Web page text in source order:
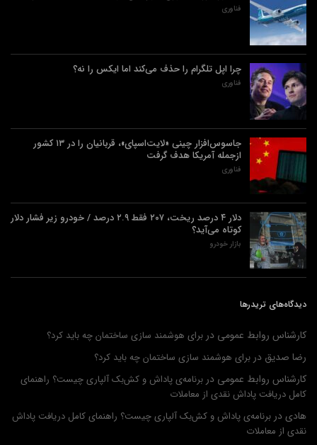
فناوری
چرا اپل تلگرام را حذف می‌کند اما ایکس را نه؟
فناوری
جاسوس‌افزار چینی «لایت‌اسپای»، قربانیان را در ۱۳ کشور
ازجمله آمریکا هدف گرفت
فناوری
دلار ۴ درصد ریخت، ۲۰۷ فقط ۲.۹ درصد / خودرو زیر فشار دلار
کوتاه می‌آید؟
بازار خودرو
دیدگاه‌های تریدرها
کارشناس روابط عمومی در برای هوشمند سازی ساختمان چه باید کرد؟
رضا صدیق در برای هوشمند سازی ساختمان چه باید کرد؟
کارشناس روابط عمومی در برنامه‌ی پاداش و کش‌بک آلپاری چیست؟ راهنمای
کامل دریافت پاداش نقدی از معاملات
هادی در برنامه‌ی پاداش و کش‌بک آلپاری چیست؟ راهنمای کامل دریافت پاداش
نقدی از معاملات